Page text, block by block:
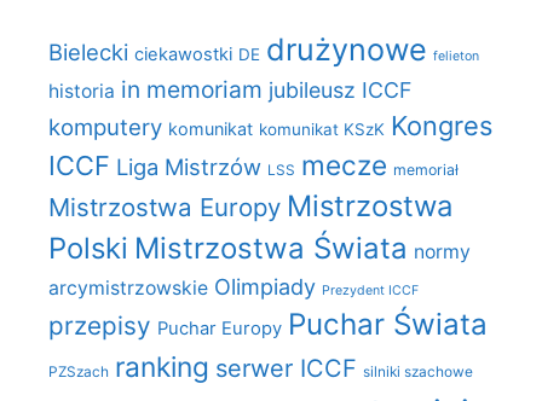
Bielecki ciekawostki DE drużynowe felieton
historia in memoriam jubileusz ICCF
komputery komunikat komunikat KSzK Kongres
ICCF Liga Mistrzów LSS mecze memoriał
Mistrzostwa Europy Mistrzostwa
Polski Mistrzostwa Świata normy
arcymistrzowskie Olimpiady Prezydent ICCF
przepisy Puchar Europy Puchar Świata
PZSzach ranking serwer ICCF silniki szachowe